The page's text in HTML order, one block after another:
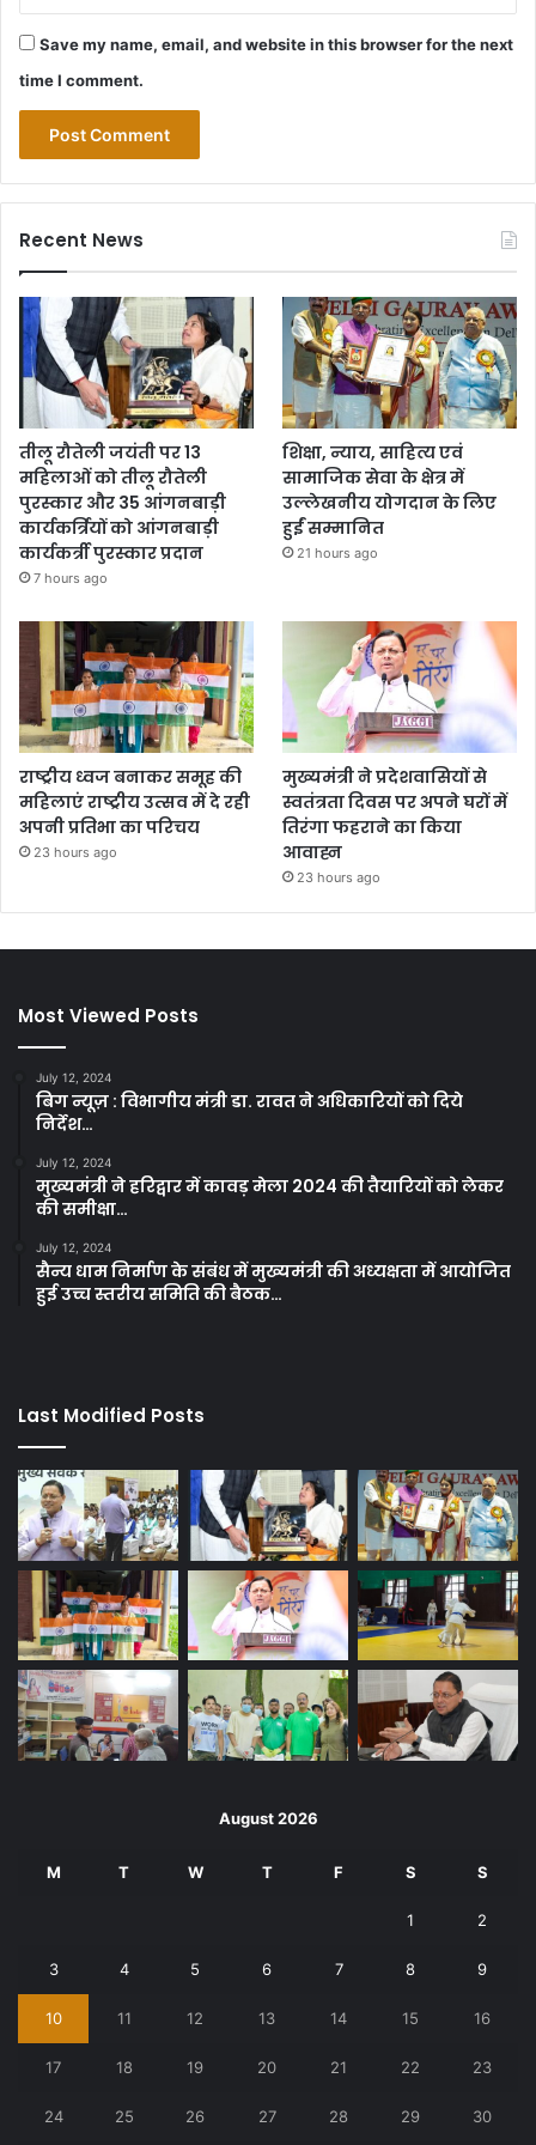
Save my name, email, and website in this browser for the next
time I comment.
Recent News
तीलू रौतेली जयंती पर 13
महिलाओं को तीलू रौतेली
पुरस्कार और 35 आंगनबाड़ी
कार्यकर्त्रियों को आंगनबाड़ी
कार्यकर्त्री पुरस्कार प्रदान
7 hours ago
शिक्षा, न्याय, साहित्य एवं
सामाजिक सेवा के क्षेत्र में
उल्लेखनीय योगदान के लिए
हुईं सम्मानित
21 hours ago
राष्ट्रीय ध्वज बनाकर समूह की
महिलाएं राष्ट्रीय उत्सव में दे रही
अपनी प्रतिभा का परिचय
23 hours ago
मुख्यमंत्री ने प्रदेशवासियों से
स्वतंत्रता दिवस पर अपने घरों में
तिरंगा फहराने का किया
आवाह्न
23 hours ago
Most Viewed Posts
July 12, 2024
बिग न्यूज़ : विभागीय मंत्री डा. रावत ने अधिकारियों को दिये
निर्देश…
July 12, 2024
मुख्यमंत्री ने हरिद्वार में कावड़ मेला 2024 की तैयारियों को लेकर
की समीक्षा…
July 12, 2024
सैन्य धाम निर्माण के संबंध में मुख्यमंत्री की अध्यक्षता में आयोजित
हुई उच्च स्तरीय समिति की बैठक…
Last Modified Posts
August 2026
M T W T F S S
1 2
3 4 5 6 7 8 9
10 11 12 13 14 15 16
17 18 19 20 21 22 23
24 25 26 27 28 29 30